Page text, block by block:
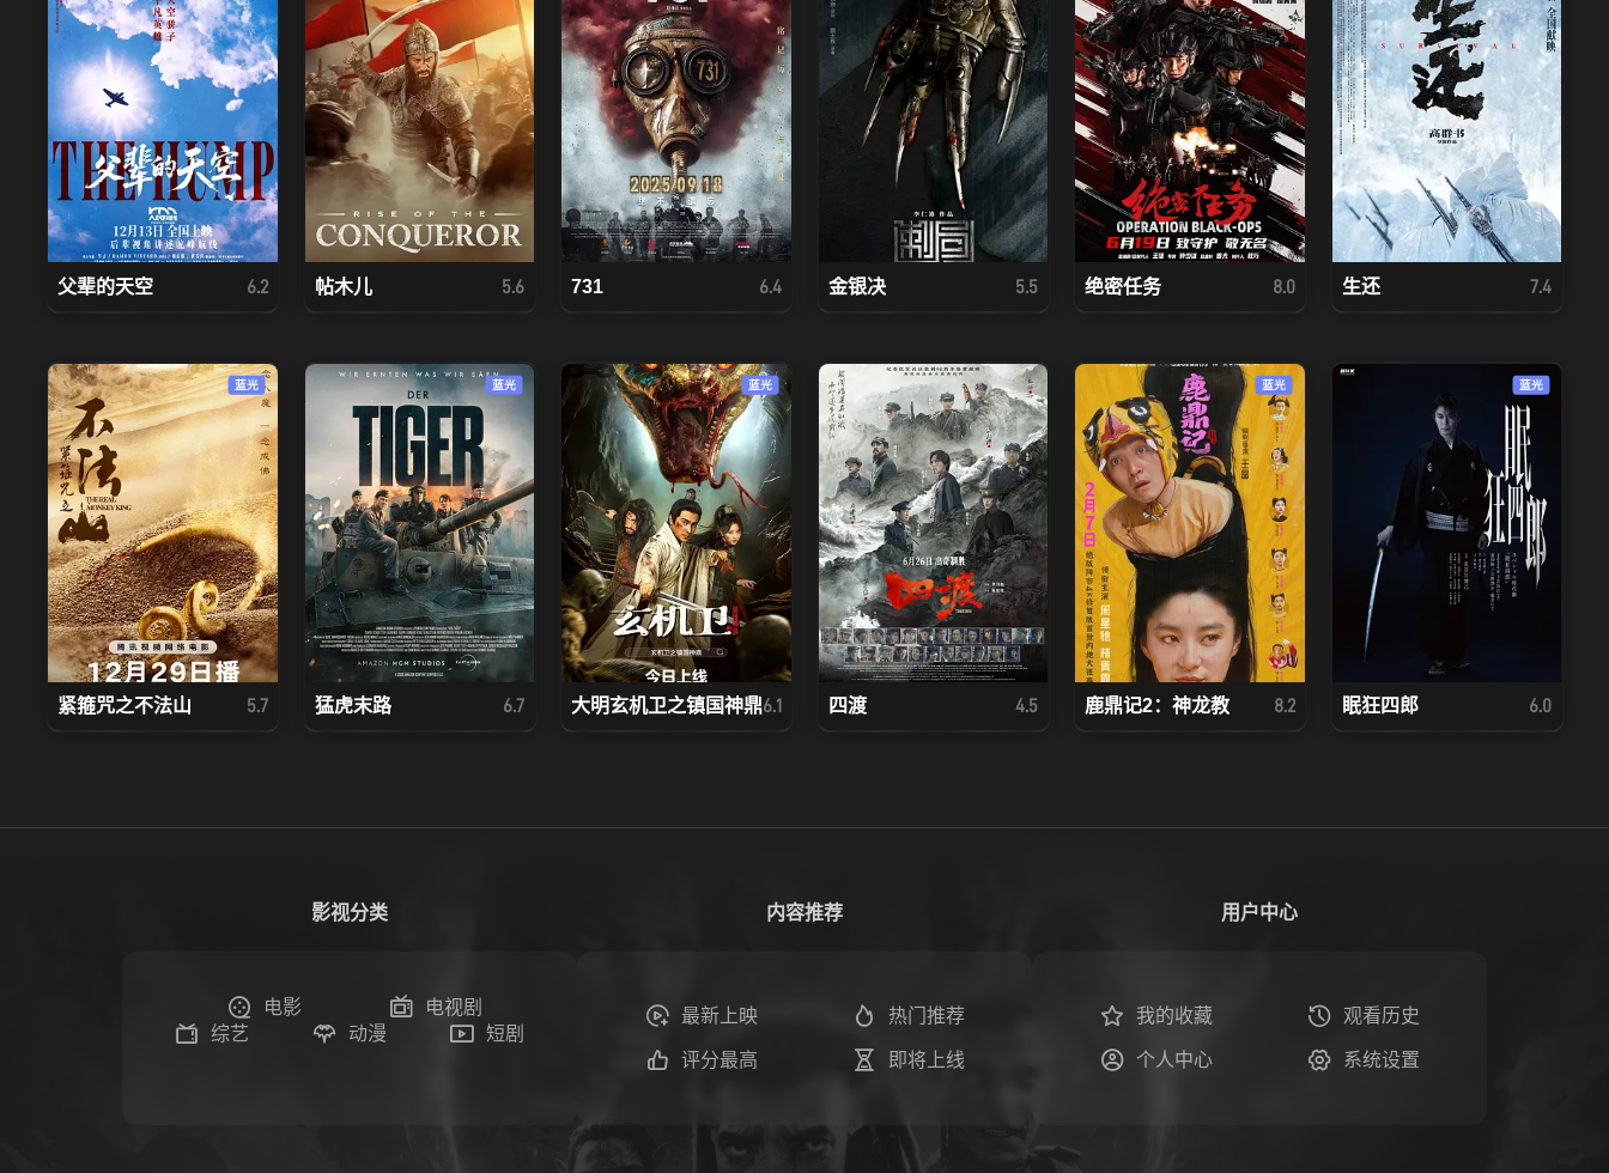
父辈的天空 6.2 帖木儿 5.6 731 6.4 金银决 5.5 绝密任务 8.0 生还 7.4
蓝光
紧箍咒之不法山 5.7
蓝光
猛虎末路 6.7
蓝光
大明玄机卫之镇国神鼎6.1 四渡 4.5
蓝光
鹿鼎记2：神龙教 8.2
蓝光
眠狂四郎 6.0
影视分类
电影
电视剧
综艺
动漫 短剧
内容推荐
最新上映 热门推荐
评分最高 即将上线
用户中心
我的收藏 观看历史
个人中心 系统设置